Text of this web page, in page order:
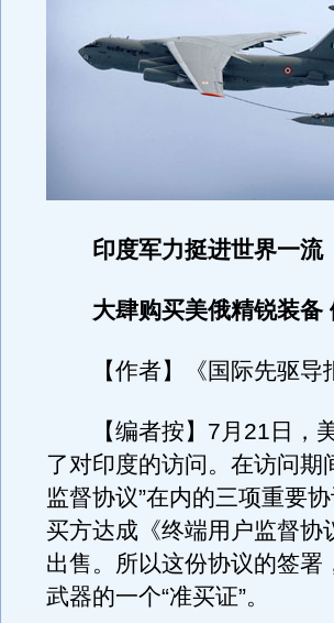
印度军力挺进世界一流
大肆购买美俄精锐装备
【作者】《国际先驱导
【编者按】7月21日，美
了对印度的访问。在访问期
监督协议”在内的三项重要
买方达成《终端用户监督协
出售。所以这份协议的签
武器的一个“准买证”。